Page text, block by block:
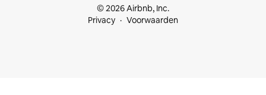
© 2026 Airbnb, Inc.
Privacy
Voorwaarden